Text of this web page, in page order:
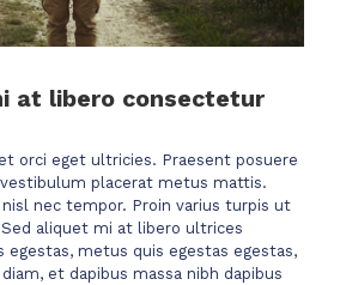
at libero consectetur
orci eget ultricies. Praesent posuere
placerat metus mattis.
nec tempor. Proin varius turpis ut
aliquet mi at libero ultrices
egestas, metus quis egestas egestas,
et dapibus massa nibh dapibus